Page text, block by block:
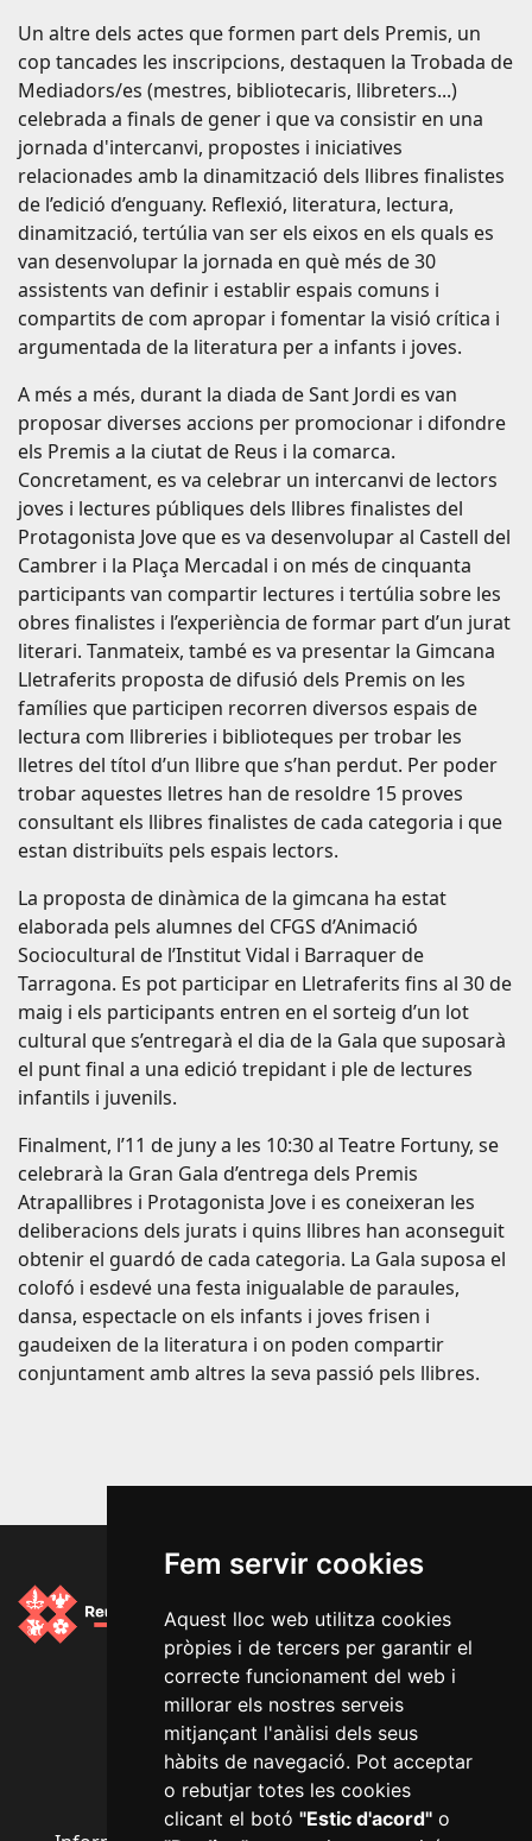
Fem servir cookies
Aquest lloc web utilitza cookies
pròpies i de tercers per garantir el
correcte funcionament del web i
millorar els nostres serveis
mitjançant l'anàlisi dels seus
hàbits de navegació. Pot acceptar
o rebutjar totes les cookies
clicant el botó "Estic d'acord"o
Un altre dels actes que formen part dels Premis, un
cop tancades les inscripcions, destaquen la Trobada de
Mediadors/es (mestres, bibliotecaris, llibreters...)
celebrada a finals de gener i que va consistir en una
jornada d'intercanvi, propostes i iniciatives
relacionades amb la dinamització dels llibres finalistes
de l’edició d’enguany. Reflexió, literatura, lectura,
dinamització, tertúlia van ser els eixos en els quals es
van desenvolupar la jornada en què més de 30
assistents van definir i establir espais comuns i
compartits de com apropar i fomentar la visió crítica i
argumentada de la literatura per a infants i joves.
A més a més, durant la diada de Sant Jordi es van
proposar diverses accions per promocionar i difondre
els Premis a la ciutat de Reus i la comarca.
Concretament, es va celebrar un intercanvi de lectors
joves i lectures públiques dels llibres finalistes del
Protagonista Jove que es va desenvolupar al Castell del
Cambrer i la Plaça Mercadal i on més de cinquanta
participants van compartir lectures i tertúlia sobre les
obres finalistes i l’experiència de formar part d’un jurat
literari. Tanmateix, també es va presentar la Gimcana
Lletraferits proposta de difusió dels Premis on les
famílies que participen recorren diversos espais de
lectura com llibreries i biblioteques per trobar les
lletres del títol d’un llibre que s’han perdut. Per poder
trobar aquestes lletres han de resoldre 15 proves
consultant els llibres finalistes de cada categoria i que
estan distribuïts pels espais lectors.
La proposta de dinàmica de la gimcana ha estat
elaborada pels alumnes del CFGS d’Animació
Sociocultural de l’Institut Vidal i Barraquer de
Tarragona. Es pot participar en Lletraferits fins al 30 de
maig i els participants entren en el sorteig d’un lot
cultural que s’entregarà el dia de la Gala que suposarà
el punt final a una edició trepidant i ple de lectures
infantils i juvenils.
Finalment, l’11 de juny a les 10:30 al Teatre Fortuny, se
celebrarà la Gran Gala d’entrega dels Premis
Atrapallibres i Protagonista Jove i es coneixeran les
deliberacions dels jurats i quins llibres han aconseguit
obtenir el guardó de cada categoria. La Gala suposa el
colofó i esdevé una festa inigualable de paraules,
dansa, espectacle on els infants i joves frisen i
gaudeixen de la literatura i on poden compartir
conjuntament amb altres la seva passió pels llibres.
Segueix-nos a les xarxes socials